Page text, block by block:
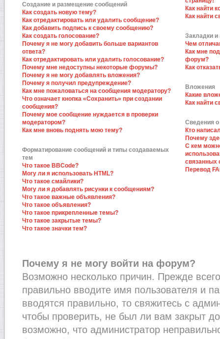
Создание и размещение сообщений
Как создать новую тему?
Как отредактировать или удалить сообщение?
Как добавить подпись к своему сообщению?
Как создать голосование?
Почему я не могу добавить больше вариантов
ответа?
Как отредактировать или удалить голосование?
Почему мне недоступны некоторые форумы?
Почему я не могу добавлять вложения?
Почему я получил предупреждение?
Как мне пожаловаться на сообщения модератору?
Что означает кнопка «Сохранить» при создании
сообщения?
Почему мое сообщение нуждается в проверки
модератором?
Как мне вновь поднять мою тему?
Форматирование сообщений и типы создаваемых
тем
Что такое BBCode?
Могу ли я использовать HTML?
Что такое смайлики?
Могу ли я добавлять рисунки к сообщениям?
Что такое важные объявления?
Что такое объявления?
Что такое прикрепленные темы?
Что такое закрытые темы?
Что такое значки тем?
Как найти
Как найти
Закладки и
Чем
Как мне
форум?
Как
Вложения
Какие
Как найти
Сведения о
Кто
Почему
С кем
связанных
Перевод
Почему я не могу войти на форум?
Возможно несколько причин. Прежде
правильно вводите имя пользователя и
вводятся правильно, то свяжитесь с
чтобы проверить, не был ли вам закрыт
возможно, что администратор